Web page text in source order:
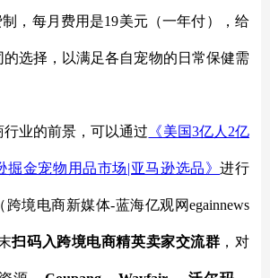
制，每月费用是19美元（一年付），给
选择，以满足各自宠物的日常保健需
业的前景，可以通过 《美国3亿人2亿
掘金宠物用品市场|亚马逊选品》进行
（跨境电商新媒体-蓝海亿观网egainnews
扫码入跨境电商精英卖家交流群 ，对